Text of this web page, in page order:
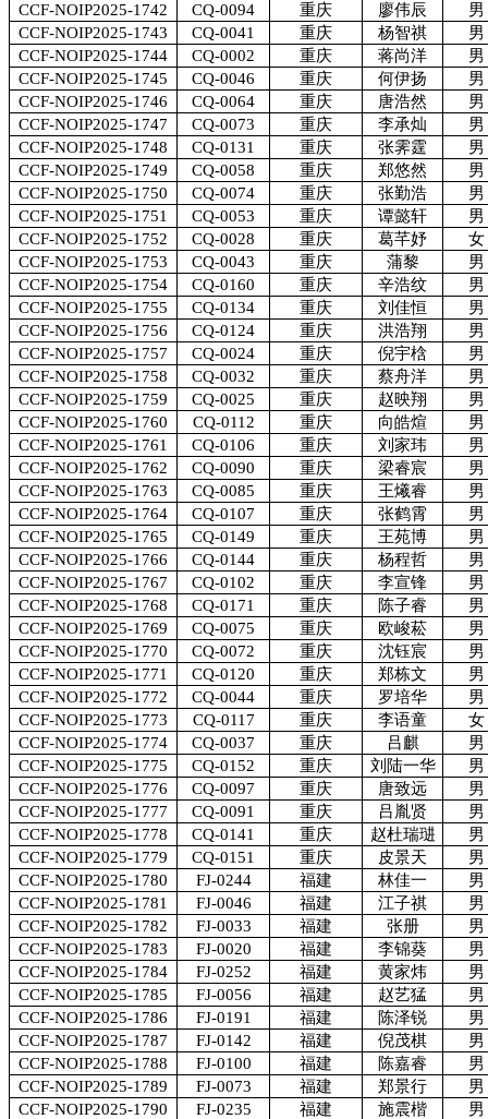
CCF-NOIP2025-1742
CQ-0094 重庆 廖伟辰
男
CCF-NOIP2025-1743
CQ-0041 重庆 杨智祺
男
CCF-NOIP2025-1744
CQ-0002 重庆 蒋尚洋
男
CCF-NOIP2025-1745
CQ-0046 重庆 何伊扬
男
CCF-NOIP2025-1746
CQ-0064 重庆 唐浩然
男
CCF-NOIP2025-1747
CQ-0073 重庆 李承灿
男
CCF-NOIP2025-1748
CQ-0131 重庆 张霁霆
男
CCF-NOIP2025-1749
CQ-0058 重庆 郑悠然
男
CCF-NOIP2025-1750
CQ-0074 重庆 张勤浩
男
CCF-NOIP2025-1751
CQ-0053 重庆 谭懿轩
男
CCF-NOIP2025-1752
CQ-0028 重庆 葛芊妤
女
CCF-NOIP2025-1753
CQ-0043 重庆 蒲黎
男
CCF-NOIP2025-1754
CQ-0160 重庆 辛浩纹
男
CCF-NOIP2025-1755
CQ-0134 重庆 刘佳恒
男
CCF-NOIP2025-1756
CQ-0124 重庆 洪浩翔
男
CCF-NOIP2025-1757
CQ-0024 重庆 倪宇梒
男
CCF-NOIP2025-1758
CQ-0032 重庆 蔡舟洋
男
CCF-NOIP2025-1759
CQ-0025 重庆 赵映翔
男
CCF-NOIP2025-1760
CQ-0112 重庆 向皓煊
男
CCF-NOIP2025-1761
CQ-0106 重庆 刘家玮
男
CCF-NOIP2025-1762
CQ-0090 重庆 梁睿宸
男
CCF-NOIP2025-1763
CQ-0085 重庆 王爔睿
男
CCF-NOIP2025-1764
CQ-0107 重庆 张鹤霄
男
CCF-NOIP2025-1765
CQ-0149 重庆 王苑博
男
CCF-NOIP2025-1766
CQ-0144 重庆 杨程哲
男
CCF-NOIP2025-1767
CQ-0102 重庆 李宣锋
男
CCF-NOIP2025-1768
CQ-0171 重庆 陈子睿
男
CCF-NOIP2025-1769
CQ-0075 重庆 欧峻菘
男
CCF-NOIP2025-1770
CQ-0072 重庆 沈钰宸
男
CCF-NOIP2025-1771
CQ-0120 重庆 郑栋文
男
CCF-NOIP2025-1772
CQ-0044 重庆 罗培华
男
CCF-NOIP2025-1773
CQ-0117 重庆 李语童
女
CCF-NOIP2025-1774
CQ-0037 重庆 吕麒
男
CCF-NOIP2025-1775
CQ-0152 重庆 刘陆一华
男
CCF-NOIP2025-1776
CQ-0097 重庆 唐致远
男
CCF-NOIP2025-1777
CQ-0091 重庆 吕胤贤
男
CCF-NOIP2025-1778
CQ-0141 重庆 赵杜瑞琎
男
CCF-NOIP2025-1779
CQ-0151 重庆 皮景天
男
CCF-NOIP2025-1780
FJ-0244 福建 林佳一
男
CCF-NOIP2025-1781
FJ-0046 福建 江子祺
男
CCF-NOIP2025-1782
FJ-0033 福建 张册
男
CCF-NOIP2025-1783
FJ-0020 福建 李锦葵
男
CCF-NOIP2025-1784
FJ-0252 福建 黄家炜
男
CCF-NOIP2025-1785
FJ-0056 福建 赵艺猛
男
CCF-NOIP2025-1786
FJ-0191 福建 陈泽锐
男
CCF-NOIP2025-1787
FJ-0142 福建 倪茂棋
男
CCF-NOIP2025-1788
FJ-0100 福建 陈嘉睿
男
CCF-NOIP2025-1789
FJ-0073 福建 郑景行
男
CCF-NOIP2025-1790
FJ-0235 福建 施震楷
男